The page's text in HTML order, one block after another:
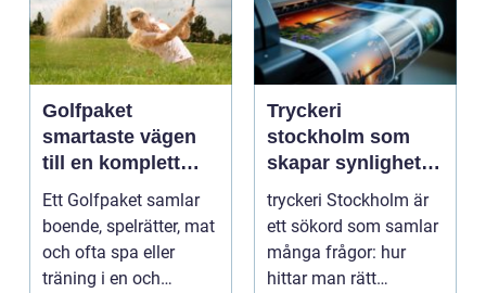
Golfpaket
smartaste vägen
till en komplett
golfupplevelse
Ett Golfpaket samlar
boende, spelrätter, mat
och ofta spa eller
träning i en och
Tryckeri
stockholm som
skapar synlighet
och förtroende
tryckeri Stockholm är
ett sökord som samlar
många frågor: hur
hittar man rätt